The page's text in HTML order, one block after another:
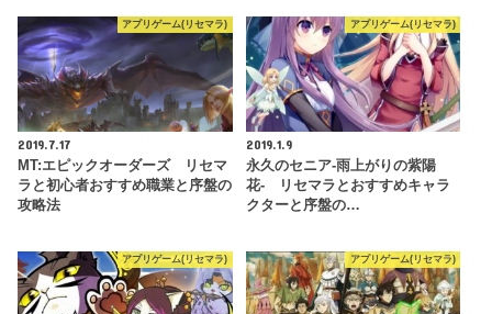
アプリゲーム(リセマラ)
2019.7.17
MT:エピックオーダーズ リセマ
ラと初心者おすすめ職業と序盤の
攻略法
アプリゲーム(リセマラ)
2019.1.9
永久のセニア‐雨上がりの紫陽
花‐ リセマラとおすすめキャラ
クターと序盤の…
アプリゲーム(リセマラ) アプリゲーム(リセマラ)